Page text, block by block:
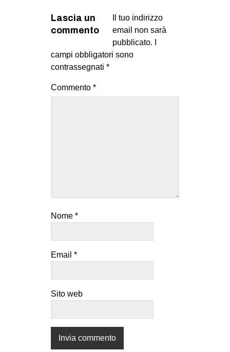
Lascia un
commento
Il tuo indirizzo
email non sarà
pubblicato.
campi obbligatori sono
contrassegnati *
Commento *
Nome *
Email *
Sito web